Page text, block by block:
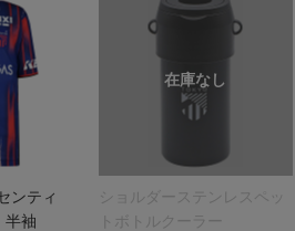
ンティ
半袖
ショルダーステンレスペッ
トボトルクーラー